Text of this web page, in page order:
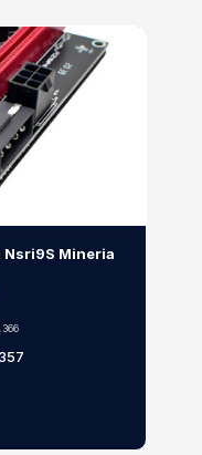
Nsri9S Mineria